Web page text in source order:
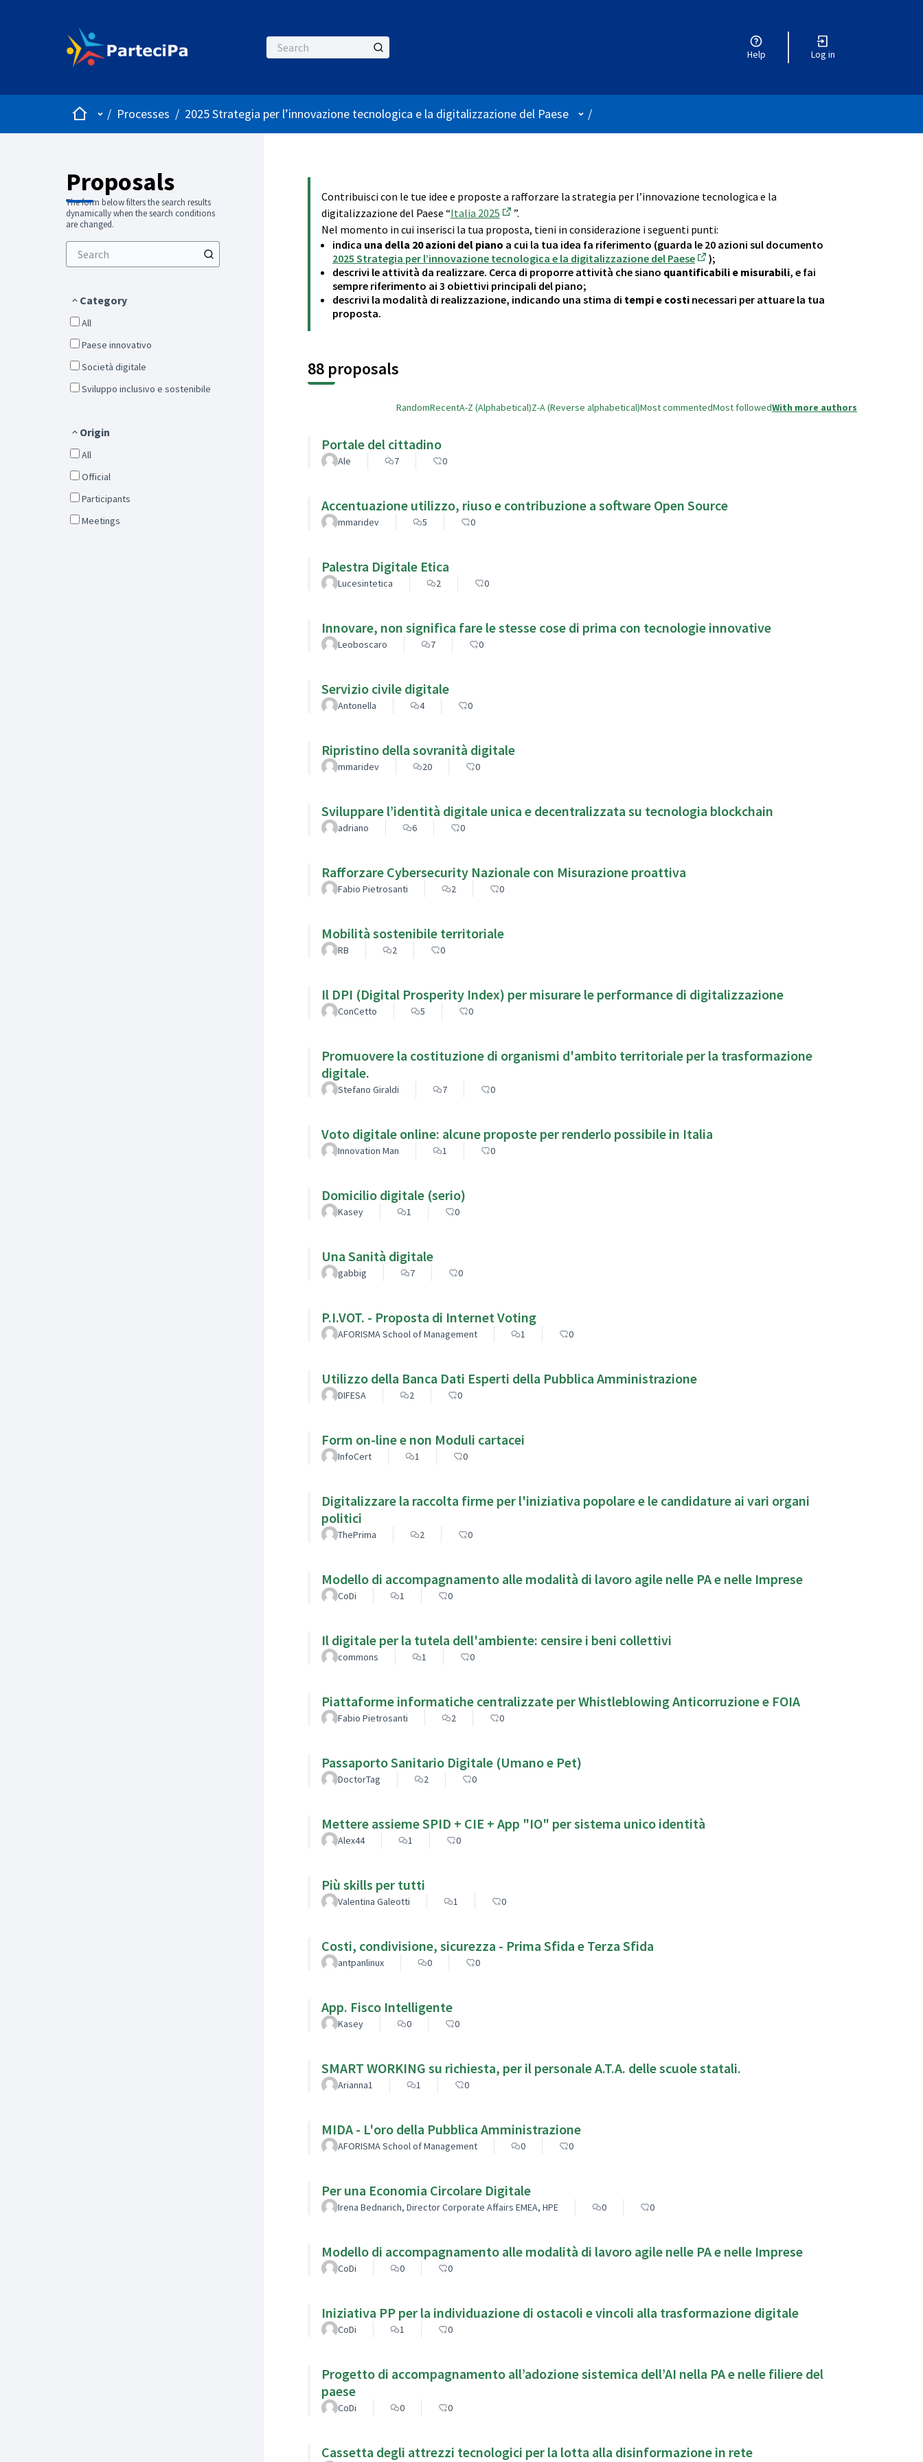
Help Log in
HomeMain menu
/ Processes / 2025 Strategia per l’innovazione tecnologica e la digitalizzazione del Paese User menu
/
Proposals
The form below filters the search results
dynamically when the search conditions
are changed.
Category
All
Paese innovativo
Società digitale
Sviluppo inclusivo e sostenibile
Origin
All
Official
Participants
Meetings
Contribuisci con le tue idee e proposte a rafforzare la strategia per l’innovazione tecnologica e la
digitalizzazione del Paese “Italia 2025
(External link)
”.
Nel momento in cui inserisci la tua proposta, tieni in considerazione i seguenti punti:
indica una della 20 azioni del piano a cui la tua idea fa riferimento (guarda le 20 azioni sul documento
2025 Strategia per l’innovazione tecnologica e la digitalizzazione del Paese
(External link)
);
descrivi le attività da realizzare. Cerca di proporre attività che siano quantificabili e misurabili, e fai
sempre riferimento ai 3 obiettivi principali del piano;
descrivi la modalità di realizzazione, indicando una stima di tempi e costi necessari per attuare la tua
proposta.
88 proposals
RandomRecentA-Z (Alphabetical)Z-A (Reverse alphabetical)Most commentedMost followedWith more authors
Portale del cittadino
Ale 7 0
Accentuazione utilizzo, riuso e contribuzione a software Open Source
mmaridev 5 0
Palestra Digitale Etica
Lucesintetica 2 0
Innovare, non significa fare le stesse cose di prima con tecnologie innovative
Leoboscaro 7 0
Servizio civile digitale
Antonella 4 0
Ripristino della sovranità digitale
mmaridev 20 0
Sviluppare l’identità digitale unica e decentralizzata su tecnologia blockchain
adriano 6 0
Rafforzare Cybersecurity Nazionale con Misurazione proattiva
Fabio Pietrosanti 2 0
Mobilità sostenibile territoriale
RB 2 0
Il DPI (Digital Prosperity Index) per misurare le performance di digitalizzazione
ConCetto 5 0
Promuovere la costituzione di organismi d'ambito territoriale per la trasformazione
digitale.
Stefano Giraldi 7 0
Voto digitale online: alcune proposte per renderlo possibile in Italia
Innovation Man 1 0
Domicilio digitale (serio)
Kasey 1 0
Una Sanità digitale
gabbig 7 0
P.I.VOT. - Proposta di Internet Voting
AFORISMA School of Management 1 0
Utilizzo della Banca Dati Esperti della Pubblica Amministrazione
DIFESA 2 0
Form on-line e non Moduli cartacei
InfoCert 1 0
Digitalizzare la raccolta firme per l'iniziativa popolare e le candidature ai vari organi
politici
ThePrima 2 0
Modello di accompagnamento alle modalità di lavoro agile nelle PA e nelle Imprese
CoDi 1 0
Il digitale per la tutela dell'ambiente: censire i beni collettivi
commons 1 0
Piattaforme informatiche centralizzate per Whistleblowing Anticorruzione e FOIA
Fabio Pietrosanti 2 0
Passaporto Sanitario Digitale (Umano e Pet)
DoctorTag 2 0
Mettere assieme SPID + CIE + App "IO" per sistema unico identità
Alex44 1 0
Più skills per tutti
Valentina Galeotti 1 0
Costi, condivisione, sicurezza - Prima Sfida e Terza Sfida
antpanlinux 0 0
App. Fisco Intelligente
Kasey 0 0
SMART WORKING su richiesta, per il personale A.T.A. delle scuole statali.
Arianna1 1 0
MIDA - L'oro della Pubblica Amministrazione
AFORISMA School of Management 0 0
Per una Economia Circolare Digitale
Irena Bednarich, Director Corporate Affairs EMEA, HPE 0 0
Modello di accompagnamento alle modalità di lavoro agile nelle PA e nelle Imprese
CoDi 0 0
Iniziativa PP per la individuazione di ostacoli e vincoli alla trasformazione digitale
CoDi 1 0
Progetto di accompagnamento all’adozione sistemica dell’AI nella PA e nelle filiere del
paese
CoDi 0 0
Cassetta degli attrezzi tecnologici per la lotta alla disinformazione in rete